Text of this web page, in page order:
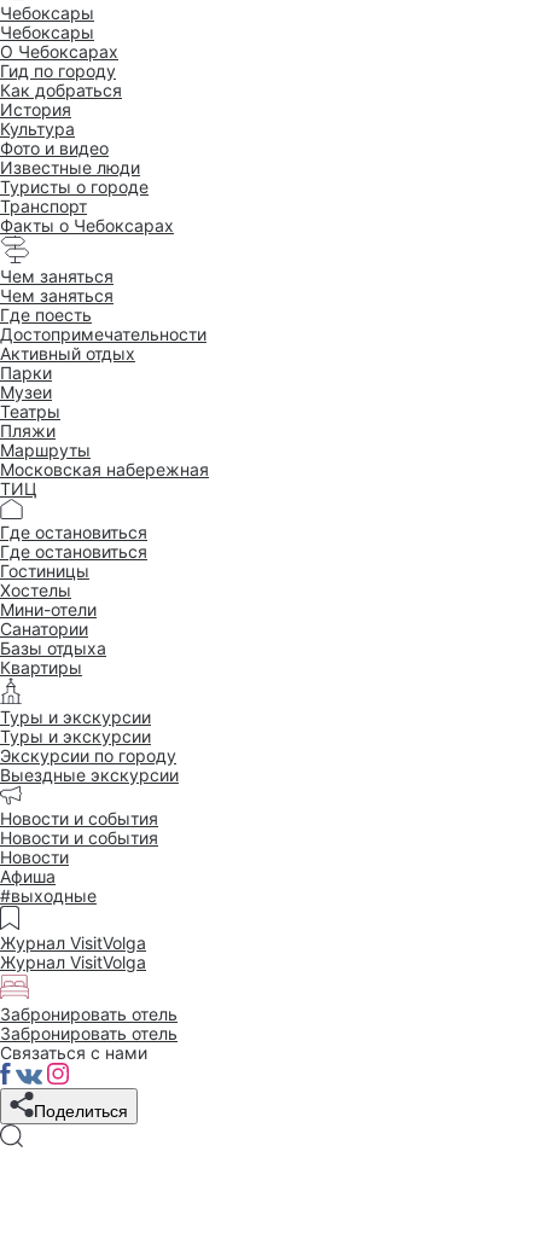
Чебоксары
Чебоксары
O Чебоксарах
Гид по городу
Как добраться
История
Культура
Фото и видео
Известные люди
Туристы о городе
Транспорт
Факты о Чебоксарах
Чем заняться
Чем заняться
Где поесть
Достопримеча­тельности
Активный отдых
Парки
Музеи
Театры
Пляжи
Маршруты
Московская набережная
ТИЦ
Где остановиться
Где остановиться
Гостиницы
Хостелы
Мини-отели
Санатории
Базы отдыха
Квартиры
Туры и экскурсии
Туры и экскурсии
Экскурсии по городу
Выездные экскурсии
Новости и события
Новости и события
Новости
Афиша
#выходные
Журнал VisitVolga
Журнал VisitVolga
Забронировать отель
Забронировать отель
Связаться с нами
Поделиться